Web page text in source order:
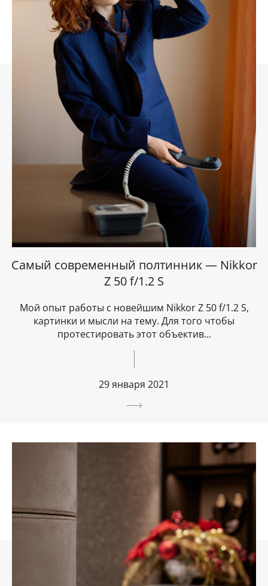
Самый современный полтинник — Nikkor
Z 50 f/1.2 S
Мой опыт работы с новейшим Nikkor Z 50 f/1.2 S,
картинки и мысли на тему. Для того чтобы
протестировать этот объектив...
29 января 2021